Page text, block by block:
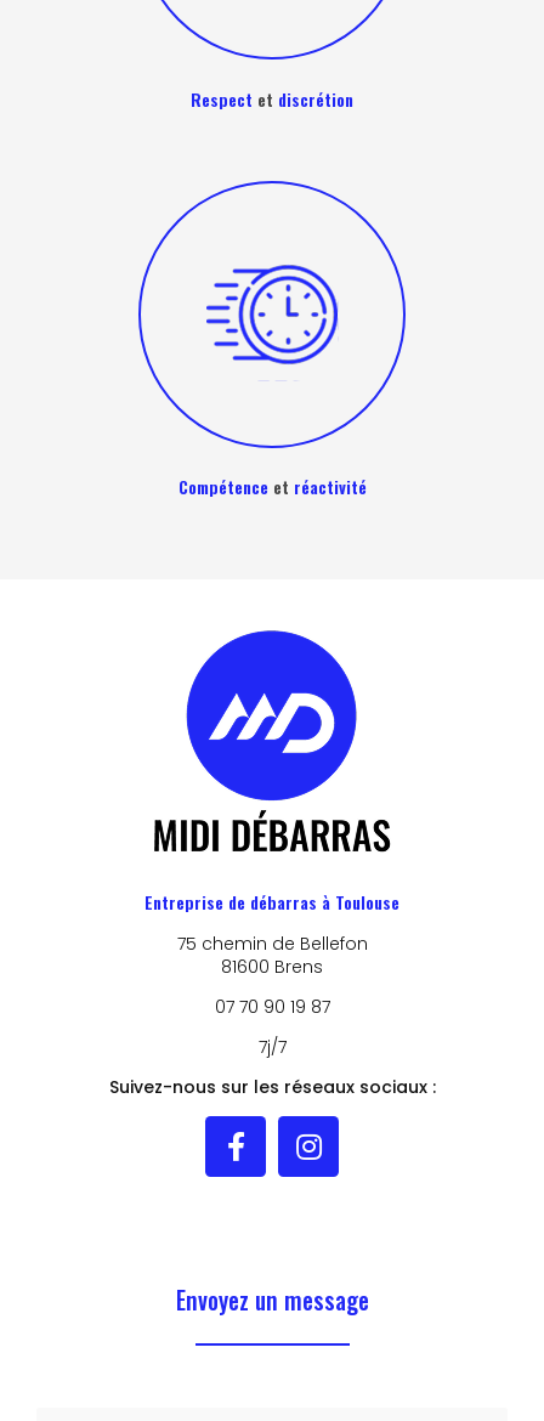
Respect et discrétion
Compétence et réactivité
Entreprise de débarras à Toulouse
75 chemin de Bellefon
81600 Brens
07 70 90 19 87
7j/7
Suivez-nous sur les réseaux sociaux :
Envoyez un message